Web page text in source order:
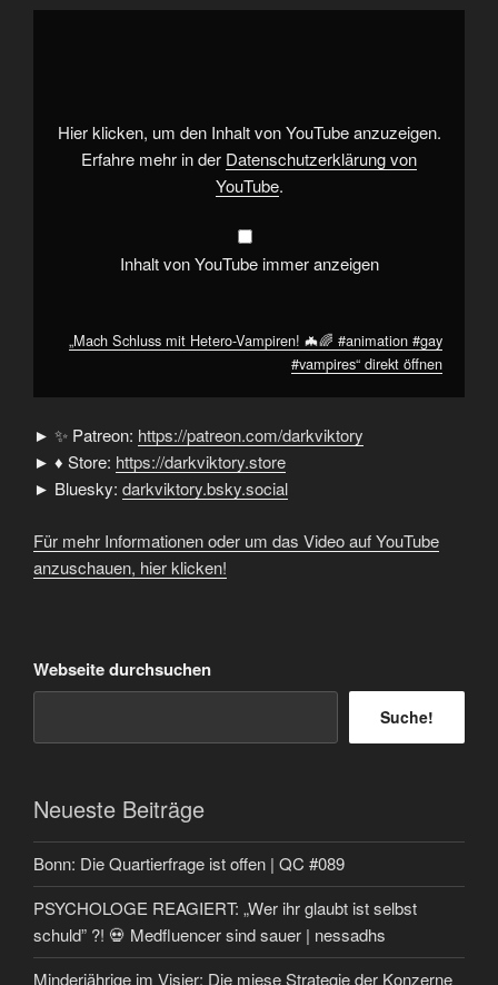
„Mach
#animation
#gay
#vampires“
Hier klicken, um den Inhalt von YouTube anzuzeigen.
Erfahre mehr in der Datenschutzerklärung von
YouTube.
Inhalt von YouTube immer anzeigen
„Mach Schluss mit Hetero-Vampiren! 🦇🌈 #animation #gay
#vampires“ direkt öffnen
► ✨ Patreon: https://patreon.com/darkviktory
► ♦ Store: https://darkviktory.store
► Bluesky: darkviktory.bsky.social
Für mehr Informationen oder um das Video auf YouTube
anzuschauen, hier klicken!
Webseite durchsuchen
Suche!
Neueste Beiträge
Bonn: Die Quartierfrage ist offen | QC #089
PSYCHOLOGE REAGIERT: „Wer ihr glaubt ist selbst
schuld” ?! 💀 Medfluencer sind sauer | nessadhs
Minderjährige im Visier: Die miese Strategie der Konzerne